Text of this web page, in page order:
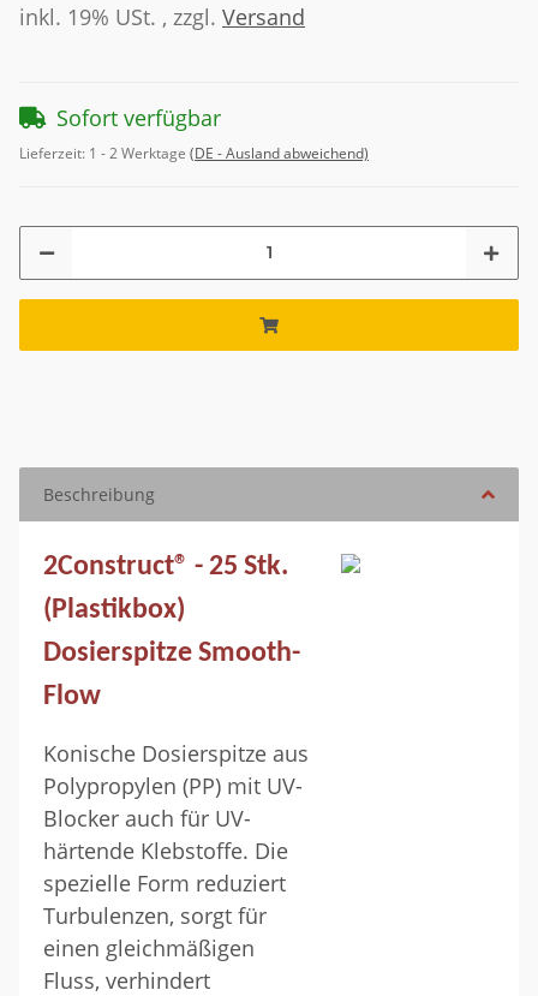
inkl. 19% USt. , zzgl. Versand
Sofort verfügbar
Lieferzeit: 1 - 2 Werktage (DE - Ausland abweichend)
Beschreibung
2Construct® - 25 Stk.
(Plastikbox)
Dosierspitze Smooth-
Flow
Konische Dosierspitze aus
Polypropylen (PP) mit UV-
Blocker auch für UV-
härtende Klebstoffe. Die
spezielle Form reduziert
Turbulenzen, sorgt für
einen gleichmäßigen
Fluss, verhindert